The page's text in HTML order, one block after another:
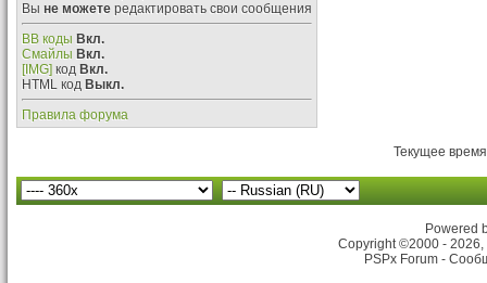
Вы не можете редактировать свои сообщения
BB коды Вкл.
Смайлы Вкл.
[IMG] код Вкл.
HTML код Выкл.
Правила форума
Текущее
Powered
Copyright ©2000 -
PSPx Forum -